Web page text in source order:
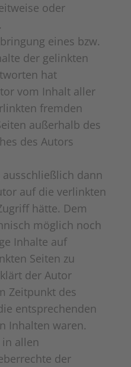
oder
eines bzw.
der gelinkten
hat
vom Inhalt aller
fremden
außerhalb des
des Autors
dann
auf die verlinkten
hätte. Dem
möglich noch
Inhalte auf
Seiten zu
der Autor
Zeitpunkt des
entsprechenden
Inhalten waren.
allen
der